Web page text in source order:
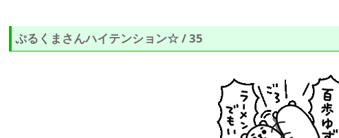
ぷるくまさんハイテンション☆ / 35